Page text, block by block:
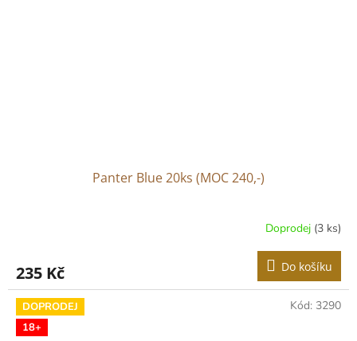
Panter Blue 20ks (MOC 240,-)
Doprodej (3 ks)
235 Kč Do košíku
DOPRODEJ
18+
Kód: 3290